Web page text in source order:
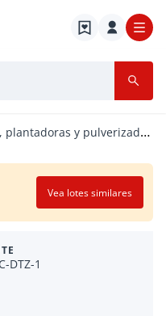
y pulverizadores
Vea lotes similares
DTZ-1